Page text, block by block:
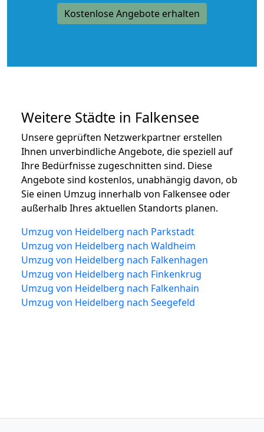
Kostenlose Angebote erhalten
Weitere Städte in Falkensee
Unsere geprüften Netzwerkpartner erstellen
Ihnen unverbindliche Angebote, die speziell auf
Ihre Bedürfnisse zugeschnitten sind. Diese
Angebote sind kostenlos, unabhängig davon, ob
Sie einen Umzug innerhalb von Falkensee oder
außerhalb Ihres aktuellen Standorts planen.
Umzug von Heidelberg nach Parkstadt
Umzug von Heidelberg nach Waldheim
Umzug von Heidelberg nach Falkenhagen
Umzug von Heidelberg nach Finkenkrug
Umzug von Heidelberg nach Falkenhain
Umzug von Heidelberg nach Seegefeld